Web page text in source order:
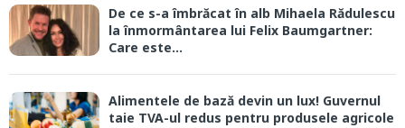
De ce s-a îmbrăcat în alb Mihaela Rădulescu
la înmormântarea lui Felix Baumgartner:
Care este...
Alimentele de bază devin un lux! Guvernul
taie TVA-ul redus pentru produsele agricole